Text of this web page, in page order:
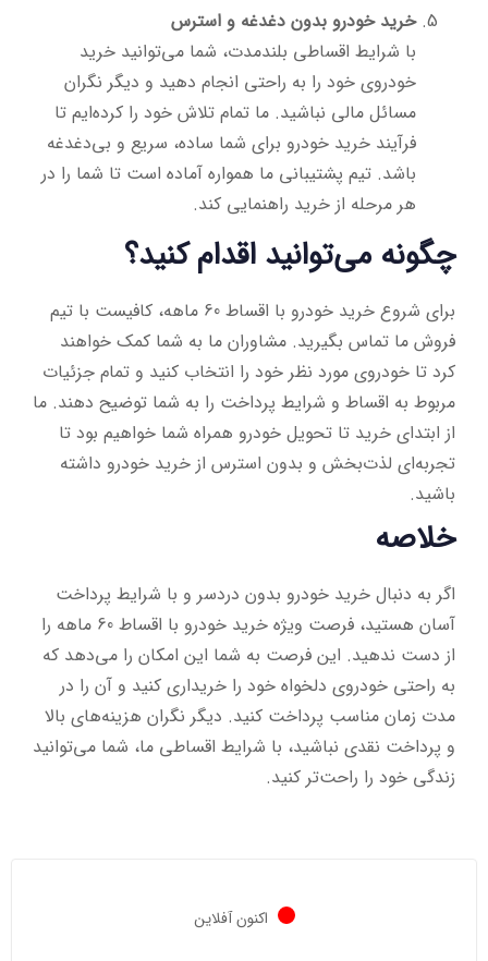
خرید خودرو بدون دغدغه و استرس
با شرایط اقساطی بلندمدت، شما می‌توانید خرید
خودروی خود را به راحتی انجام دهید و دیگر نگران
مسائل مالی نباشید. ما تمام تلاش خود را کرده‌ایم تا
فرآیند خرید خودرو برای شما ساده، سریع و بی‌دغدغه
باشد. تیم پشتیبانی ما همواره آماده است تا شما را در
هر مرحله از خرید راهنمایی کند.
چگونه می‌توانید اقدام کنید؟
برای شروع خرید خودرو با اقساط 60 ماهه، کافیست با تیم
فروش ما تماس بگیرید. مشاوران ما به شما کمک خواهند
کرد تا خودروی مورد نظر خود را انتخاب کنید و تمام جزئیات
مربوط به اقساط و شرایط پرداخت را به شما توضیح دهند. ما
از ابتدای خرید تا تحویل خودرو همراه شما خواهیم بود تا
تجربه‌ای لذت‌بخش و بدون استرس از خرید خودرو داشته
باشید.
خلاصه
اگر به دنبال خرید خودرو بدون دردسر و با شرایط پرداخت
آسان هستید، فرصت ویژه خرید خودرو با اقساط 60 ماهه را
از دست ندهید. این فرصت به شما این امکان را می‌دهد که
به راحتی خودروی دلخواه خود را خریداری کنید و آن را در
مدت زمان مناسب پرداخت کنید. دیگر نگران هزینه‌های بالا
و پرداخت نقدی نباشید، با شرایط اقساطی ما، شما می‌توانید
زندگی خود را راحت‌تر کنید.
اکنون آفلاین